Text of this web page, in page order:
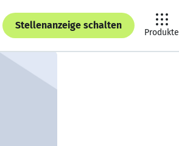
Stellenanzeige schalten
Produkte